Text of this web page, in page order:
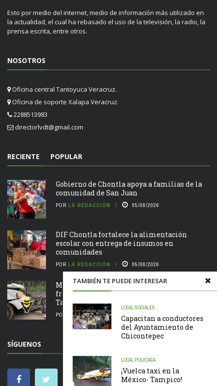
TAMBIÉN TE PUEDE INTERESAR
LOCALSOCIALES
Capacitan a conductores
del Ayuntamiento de
Chicontepec
LOCAL POLICIACA
¡Vuelca taxi en la
México- Tampico!
Esto por medio del internet, medio de información más utilizado en
la actualidad, el cual ha rebasado el uso de la televisión, la radio, la
prensa escrita, entre otros.
NOSOTROS
Oficina central Tantoyuca Veracruz.
Oficina de soporte Xalapa Veracruz.
2288513983
directorlvdt@gmail.com
RECIENTE POPULAR
Gobierno de Chontla apoya a familias de la
comunidad de San Juan
POR LA REDACCIÓN 05/08/2026
DIF Chontla fortalece la alimentación
escolar con entrega de insumos en
comunidades
POR LA REDACCIÓN 05/08/2026
Motociclista resulta lesionado tras chocar de
frente contra una camioneta en la Álamo –
Tamazunchale
POR LA REDACCIÓN 05/08/2026
SÍGUENOS